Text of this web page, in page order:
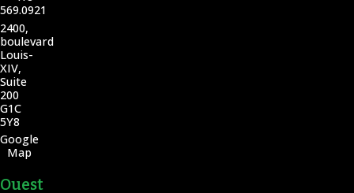
569.0921
2400,
boulevard
Louis-
XIV,
Suite
200
G1C
5Y8
Google
Map
Ouest